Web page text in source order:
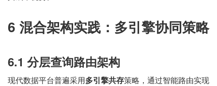
6 混合架构实践：多引擎协同策略
6.1 分层查询路由架构
现代数据平台普遍采用多引擎共存策略，通过智能路由实现